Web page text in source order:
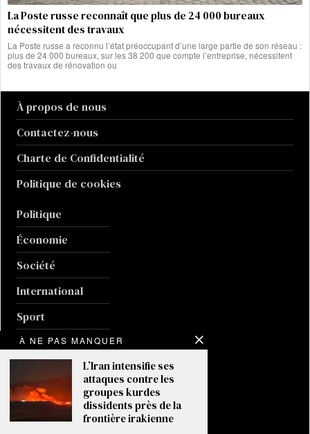
La Poste russe reconnaît que plus de 24 000 bureaux
nécessitent des travaux
La Poste russe a reconnu l’état préoccupant d’une large partie de son réseau :
plus de 24 000 bureaux, sur les 38 200 que compte l’entreprise, nécessitent
des travaux de rénovation ou
À propos de nous
Contactez-nous
Charte de Confidentialité
Politique de cookies
Politique
Économie
Société
International
Sport
Culture
Guerre en Ukraine
Climat
À NE PAS MANQUER
L’Iran intensifie ses
attaques contre les
groupes kurdes
dissidents près de la
frontière irakienne